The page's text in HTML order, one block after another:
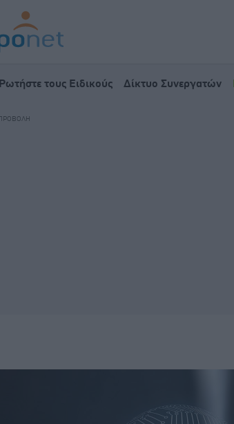
Ρωτήστε τους Ειδικούς Δίκτυο Συνεργατών